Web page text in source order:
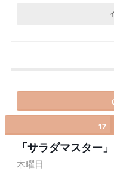
17
「サラダマスター
木曜日